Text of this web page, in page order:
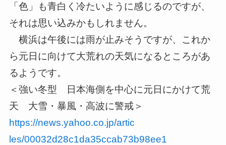
「色」も青白く冷たいように感じるのですが、
それは思い込みかもしれません。
横浜は午後には雨が止みそうですが、これか
ら元日に向けて大荒れの天気になるところがあ
るようです。
＜強い冬型 日本海側を中心に元日にかけて荒
天 大雪・暴風・高波に警戒＞
https://news.yahoo.co.jp/artic
les/00032d28c1da35ccab73b98ee1